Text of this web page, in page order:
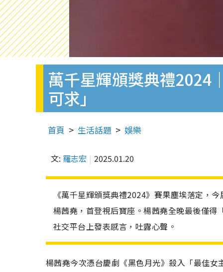
萬千星輝頒獎典禮2024
可求」
首頁 生活話題 娛樂
文: 羅志宏 2025.01.20
《萬千星輝頒獎典禮2024》賽果塵埃落定，
楊茜堯，首登視后寶座。楊茜堯全晚最後僅
社交平台上發表感言，吐露心聲。
楊茜堯今次憑台慶劇《黑色月光》殺入「最佳